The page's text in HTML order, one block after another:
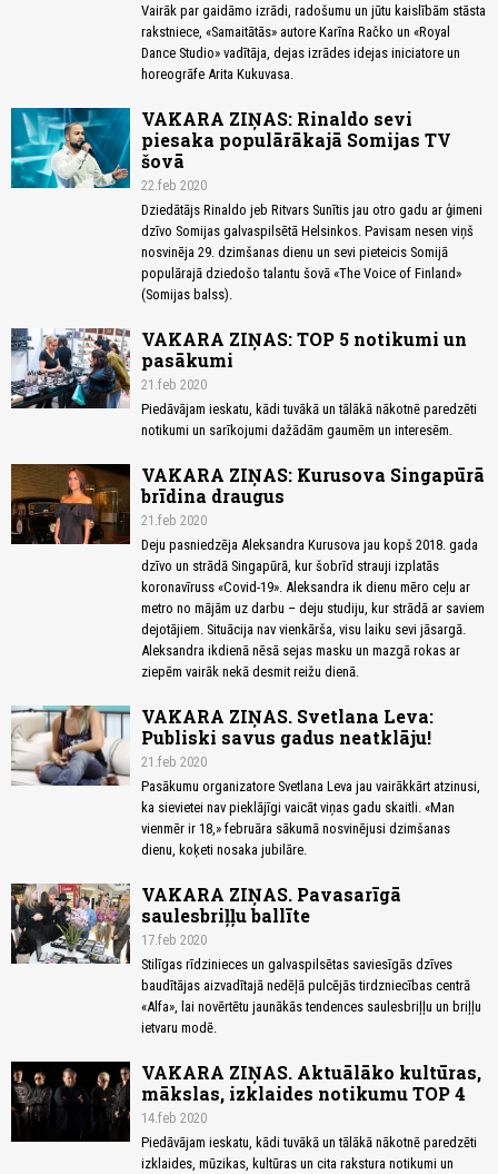
Vairāk par gaidāmo izrādi, radošumu un jūtu kaislībām stāsta
rakstniece, «Samaitātās» autore Karīna Račko un «Royal
Dance Studio» vadītāja, dejas izrādes idejas iniciatore un
horeogrāfe Arita Kukuvasa.
VAKARA ZIŅAS: Rinaldo sevi
piesaka populārākajā Somijas TV
šovā
22.feb 2020
Dziedātājs Rinaldo jeb Ritvars Sunītis jau otro gadu ar ģimeni
dzīvo Somijas galvaspilsētā Helsinkos. Pavisam nesen viņš
nosvinēja 29. dzimšanas dienu un sevi pieteicis Somijā
populārajā dziedošo talantu šovā «The Voice of Finland»
(Somijas balss).
VAKARA ZIŅAS: TOP 5 notikumi un
pasākumi
21.feb 2020
Piedāvājam ieskatu, kādi tuvākā un tālākā nākotnē paredzēti
notikumi un sarīkojumi dažādām gaumēm un interesēm.
VAKARA ZIŅAS: Kurusova Singapūrā
brīdina draugus
21.feb 2020
Deju pasniedzēja Aleksandra Kurusova jau kopš 2018. gada
dzīvo un strādā Singapūrā, kur šobrīd strauji izplatās
koronavīruss «Covid-19». Aleksandra ik dienu mēro ceļu ar
metro no mājām uz darbu – deju studiju, kur strādā ar saviem
dejotājiem. Situācija nav vienkārša, visu laiku sevi jāsargā.
Aleksandra ikdienā nēsā sejas masku un mazgā rokas ar
ziepēm vairāk nekā desmit reižu dienā.
VAKARA ZIŅAS. Svetlana Leva:
Publiski savus gadus neatklāju!
21.feb 2020
Pasākumu organizatore Svetlana Leva jau vairākkārt atzinusi,
ka sievietei nav pieklājīgi vaicāt viņas gadu skaitli. «Man
vienmēr ir 18,» februāra sākumā nosvinējusi dzimšanas
dienu, koķeti nosaka jubilāre.
VAKARA ZIŅAS. Pavasarīgā
saulesbriļļu ballīte
17.feb 2020
Stilīgas rīdzinieces un galvaspilsētas saviesīgās dzīves
baudītājas aizvadītajā nedēļā pulcējās tirdzniecības centrā
«Alfa», lai novērtētu jaunākās tendences saulesbriļļu un briļļu
ietvaru modē.
VAKARA ZIŅAS. Aktuālāko kultūras,
mākslas, izklaides notikumu TOP 4
14.feb 2020
Piedāvājam ieskatu, kādi tuvākā un tālākā nākotnē paredzēti
izklaides, mūzikas, kultūras un cita rakstura notikumi un